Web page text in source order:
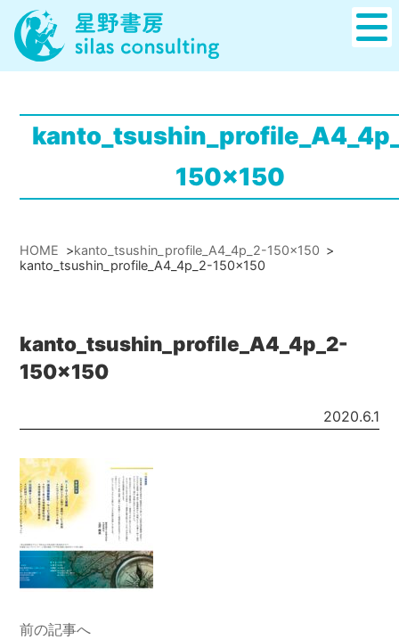
150x150
HOME >kanto_tsushin_profile_A4_4p_2-150x150 >
kanto_tsushin_profile_A4_4p_2-150x150
kanto_tsushin_profile_A4_4p_2-
150x150
2020.6.1
前の記事へ